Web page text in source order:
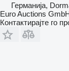
Германија,
Euro Auctions
Контактирајте го